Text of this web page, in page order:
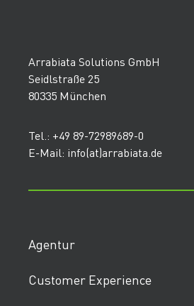
Arrabiata Solutions GmbH
Seidlstraße 25
80335 München
Tel.: +49 89-72989689-0
E-Mail: info(at)arrabiata.de
Agentur
Customer Experience